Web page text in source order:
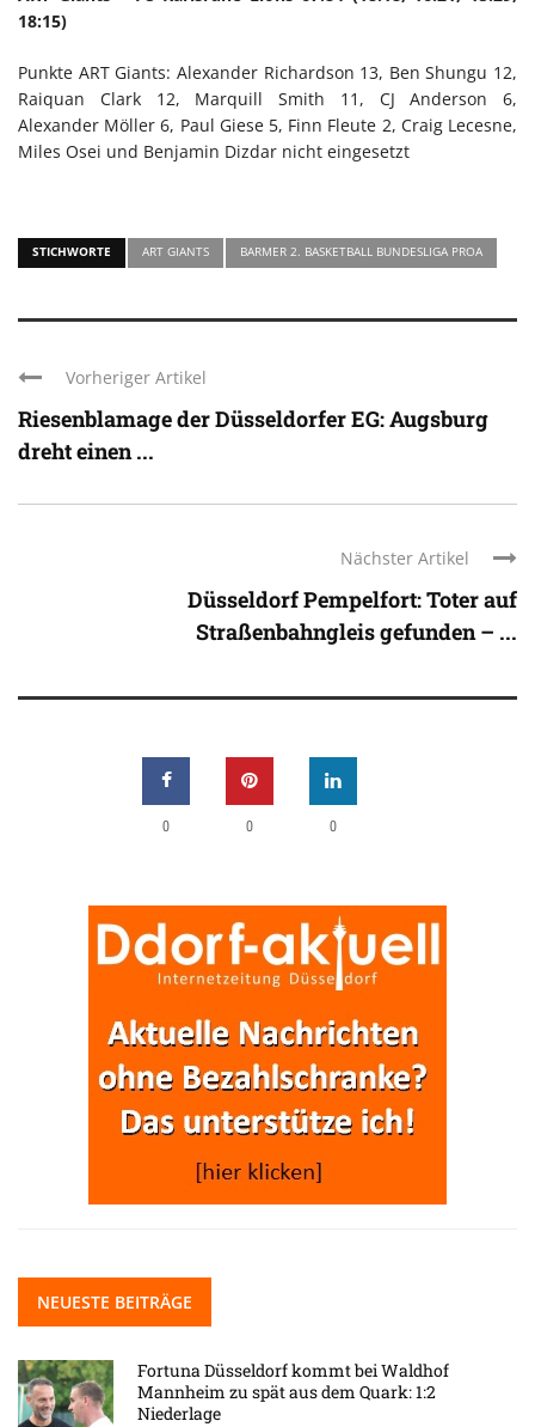
18:15)
Punkte ART Giants: Alexander Richardson 13, Ben Shungu 12,
Raiquan Clark 12, Marquill Smith 11, CJ Anderson 6,
Alexander Möller 6, Paul Giese 5, Finn Fleute 2, Craig Lecesne,
Miles Osei und Benjamin Dizdar nicht eingesetzt
STICHWORTE ART GIANTS BARMER 2. BASKETBALL BUNDESLIGA PROA
Vorheriger Artikel
Riesenblamage der Düsseldorfer EG: Augsburg
dreht einen ...
Nächster Artikel
Düsseldorf Pempelfort: Toter auf
Straßenbahngleis gefunden – ...
0 0 0
NEUESTE BEITRÄGE
Fortuna Düsseldorf kommt bei Waldhof
Mannheim zu spät aus dem Quark: 1:2
Niederlage